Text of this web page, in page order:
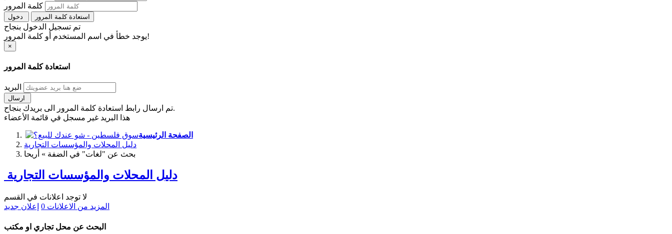
كلمة المرور
استعادة كلمة المرور
تم تسجيل الدخول بنجاح
يوجد خطأ في اسم المستخدم أو كلمة المرور!
×
استعادة كلمة المرور
البريد
تم ارسال رابط استعادة كلمة المرور الى بريدك بنجاح.
هذا البريد غير مسجل في قائمة الأعضاء
الصفحة الرئيسية
دليل المحلات والمؤسسات التجارية
بحث عن "لغات" في الضفة » أريحا
دليل المحلات والمؤسسات التجارية
لا توجد اعلانات في القسم
المزيد من الاعلانات 0 إعلان جديد
البحث عن محل تجاري او مكتب